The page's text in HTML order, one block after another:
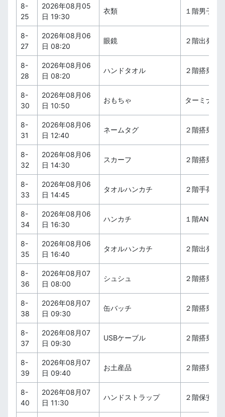
8-
25
2026年08月05
日 19:30
衣類 １階男子ト
8-
27
2026年08月06
日 08:20
眼鏡 ２階出発ロ
8-
28
2026年08月06
日 08:20
ハンドタオル ２階搭乗待
8-
30
2026年08月06
日 10:50
おもちゃ ターミナル
8-
31
2026年08月06
日 12:40
ネームタグ ２階搭乗待
8-
32
2026年08月06
日 14:30
スカーフ ２階搭乗待
8-
33
2026年08月06
日 14:45
タオルハンカチ ２階手荷物
8-
34
2026年08月06
日 16:30
ハンカチ １階ANAカ
8-
35
2026年08月06
日 16:40
タオルハンカチ ２階出発ロ
8-
36
2026年08月07
日 08:00
シュシュ ２階搭乗待
8-
38
2026年08月07
日 09:30
缶バッチ ２階搭乗待
8-
37
2026年08月07
日 09:30
USBケーブル ２階搭乗待
8-
39
2026年08月07
日 09:40
お土産品 ２階搭乗待
8-
40
2026年08月07
日 11:30
ハンドストラップ ２階保安検